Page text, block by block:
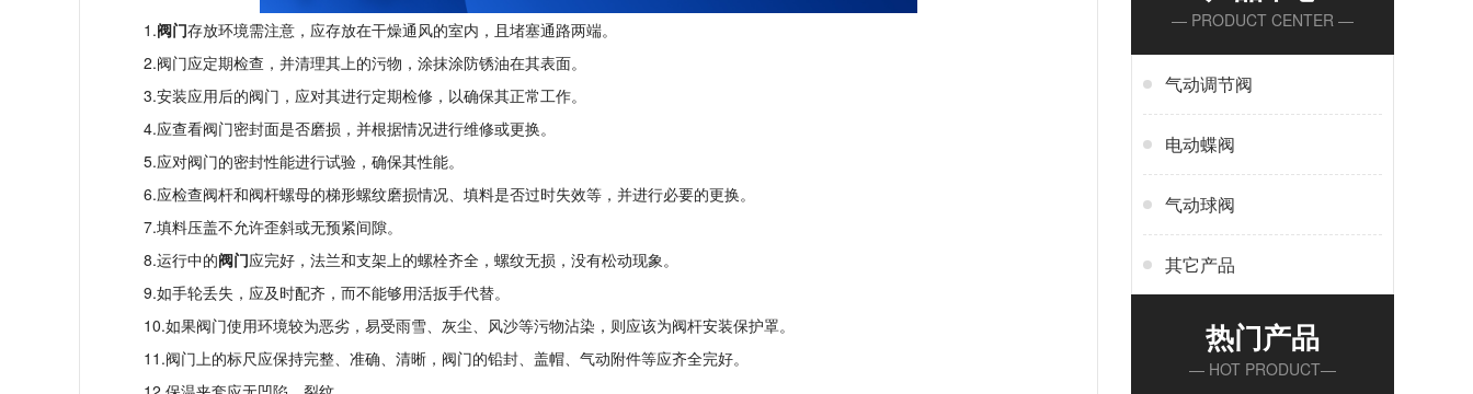
1.阀门存放环境需注意，应存放在干燥通风的室内，且堵塞通路两端。
2.阀门应定期检查，并清理其上的污物，涂抹涂防锈油在其表面。
3.安装应用后的阀门，应对其进行定期检修，以确保其正常工作。
4.应查看阀门密封面是否磨损，并根据情况进行维修或更换。
5.应对阀门的密封性能进行试验，确保其性能。
6.应检查阀杆和阀杆螺母的梯形螺纹磨损情况、填料是否过时失效等，并进行必要的更换。
7.填料压盖不允许歪斜或无预紧间隙。
8.运行中的阀门应完好，法兰和支架上的螺栓齐全，螺纹无损，没有松动现象。
9.如手轮丢失，应及时配齐，而不能够用活扳手代替。
10.如果阀门使用环境较为恶劣，易受雨雪、灰尘、风沙等污物沾染，则应该为阀杆安装保护罩。
11.阀门上的标尺应保持完整、准确、清晰，阀门的铅封、盖帽、气动附件等应齐全完好。
— PRODUCT CENTER —
气动调节阀
电动蝶阀
气动球阀
其它产品
热门产品
— HOT PRODUCT—